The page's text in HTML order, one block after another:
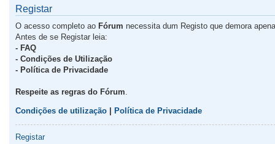
Registar
O acesso completo ao Fórum necessita dum Registo que demora
Antes de se Registar leia:
- FAQ
- Condições de Utilização
- Política de Privacidade
Respeite as regras do Fórum
Condições de utilização Política de Privacidade
Registar